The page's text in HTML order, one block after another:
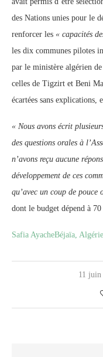
des Nations unies pour le
renforcer les « capacités
les dix communes pilotes
par le ministère algérien
celles de Tigzirt et Beni
écartées sans explications,
« Nous avons écrit
des questions orales à
n’avons reçu aucune
développement de ces
qu’avec un coup de pouce
dont le budget dépend à
Safia AyacheBéjaïa,
11 juin